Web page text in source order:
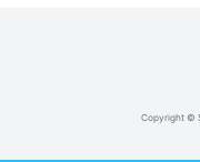
Copyright ©